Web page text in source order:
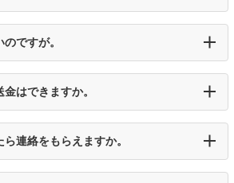
ですが。
はできますか。
連絡をもらえますか。